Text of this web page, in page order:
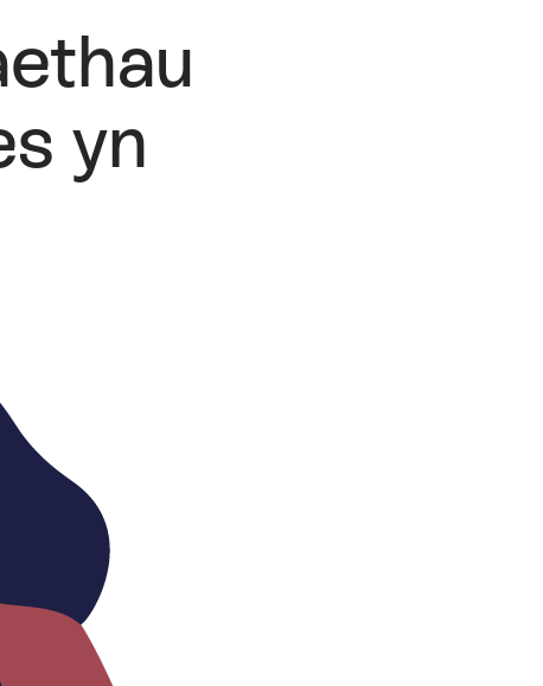
yn